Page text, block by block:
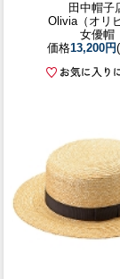
田中帽子
Olivia（オリ
女優帽
価格13,200円